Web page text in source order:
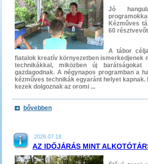
Jó
Kézműves
60
A tábor
fiatalok kreatív környezetben ismerkedjenek
technikákkal, miközben új barátságokat
gazdagodnak. A négynapos programban a
kézműves technikák egyaránt helyet kapnak.
kezek dolgoznak az oromi ...
bővebben
2026.07.18.
AZ IDŐJÁRÁS MINT